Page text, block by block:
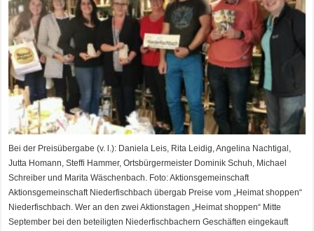
Bei der Preisübergabe (v. l.): Daniela Leis, Rita Leidig, Angelina Nachtigal,
Jutta Homann, Steffi Hammer, Ortsbürgermeister Dominik Schuh, Michael
Schreiber und Marita Wäschenbach. Foto: Aktionsgemeinschaft
Aktionsgemeinschaft Niederfischbach übergab Preise vom „Heimat shoppen“
Niederfischbach. Wer an den zwei Aktionstagen „Heimat shoppen“ Mitte
September bei den beteiligten Niederfischbachern Geschäften eingekauft